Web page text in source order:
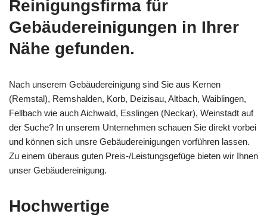
Reinigungsfirma für
Gebäudereinigungen in Ihrer
Nähe gefunden.
Nach unserem Gebäudereinigung sind Sie aus Kernen
(Remstal), Remshalden, Korb, Deizisau, Altbach, Waiblingen,
Fellbach wie auch Aichwald, Esslingen (Neckar), Weinstadt auf
der Suche? In unserem Unternehmen schauen Sie direkt vorbei
und können sich unsre Gebäudereinigungen vorführen lassen.
Zu einem überaus guten Preis-/Leistungsgefüge bieten wir Ihnen
unser Gebäudereinigung.
Hochwertige